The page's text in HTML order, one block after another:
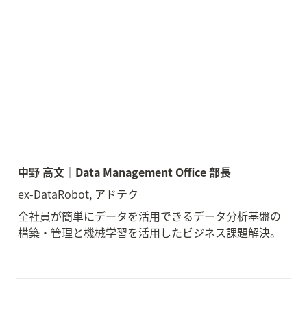
中野 高文｜Data Management Office 部長
ex-DataRobot, アドテク
全社員が簡単にデータを活用できるデータ分析基盤の
構築・管理と機械学習を活用したビジネス課題解決。